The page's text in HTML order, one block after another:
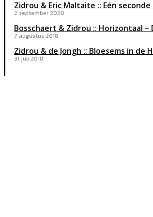
Zidrou & Eric Maltaite :: Eén
2 september 2020
Bosschaert & Zidrou :: Horizontaal
7 augustus 2018
Zidrou & de Jongh :: Bloesems in de
31 juli 2018